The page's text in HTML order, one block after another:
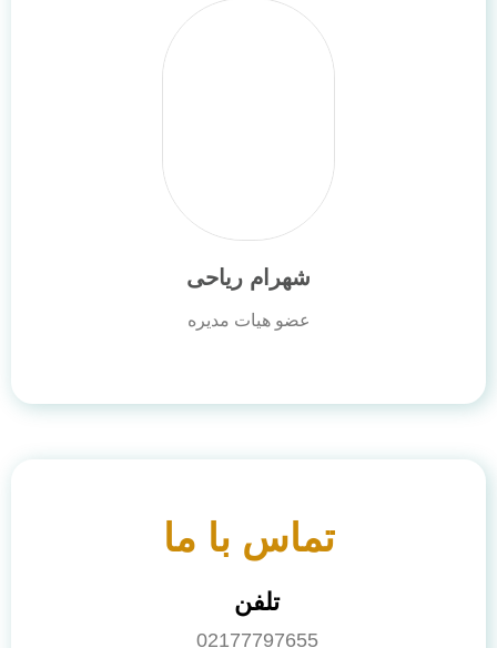
شهرام ریاحی
عضو هیات مدیره
تماس با ما
تلفن
02177797655